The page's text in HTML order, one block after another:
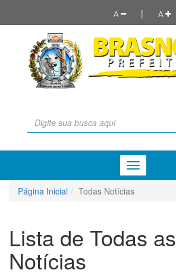
A | A
Menu
de
Navegação
Página Inicial Todas Notícias
Lista de Todas as
Notícias